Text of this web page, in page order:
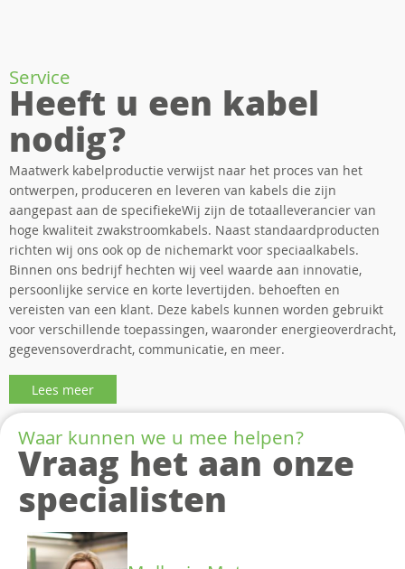
Service
Heeft u een kabel
nodig?
Maatwerk kabelproductie verwijst naar het proces van het
ontwerpen, produceren en leveren van kabels die zijn
aangepast aan de specifiekeWij zijn de totaalleverancier van
hoge kwaliteit zwakstroomkabels. Naast standaardproducten
richten wij ons ook op de nichemarkt voor speciaalkabels.
Binnen ons bedrijf hechten wij veel waarde aan innovatie,
persoonlijke service en korte levertijden. behoeften en
vereisten van een klant. Deze kabels kunnen worden gebruikt
voor verschillende toepassingen, waaronder energieoverdracht,
gegevensoverdracht, communicatie, en meer.
Lees meer
Waar kunnen we u mee helpen?
Vraag het aan onze
specialisten